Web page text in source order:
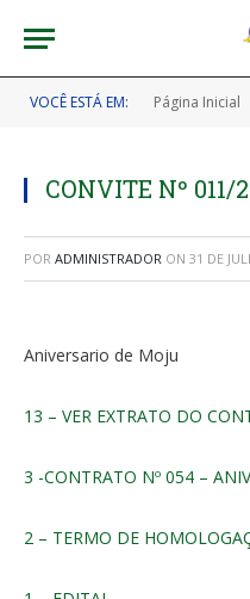
VOCÊ ESTÁ EM: Página Inicial
CONVITE Nº 011/
POR ADMINISTRADOR ON 31 DE
Aniversario de Moju
13 – VER EXTRATO DO
3 -CONTRATO Nº 054 –
2 – TERMO DE